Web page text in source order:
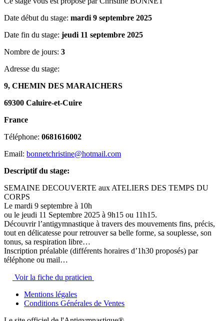
Date début du stage: mardi 9 septembre 2025
Date fin du stage: jeudi 11 septembre 2025
Nombre de jours: 3
Adresse du stage:
9, CHEMIN DES MARAICHERS
69300 Caluire-et-Cuire
France
Téléphone: 0681616002
Email: bonnetchristine@hotmail.com
Descriptif du stage:
SEMAINE DECOUVERTE aux ATELIERS DES TEMPS DU
CORPS
Le mardi 9 septembre à 10h
ou le jeudi 11 Septembre 2025 à 9h15 ou 11h15.
Découvrir l’antigymnastique à travers des mouvements fins, précis,
tout en délicatesse pour retrouver sa belle forme, sa souplesse, son
tonus, sa respiration libre…
Inscription préalable (différents horaires d’1h30 proposés) par
téléphone ou mail…
Voir la fiche du praticien
Mentions légales
Conditions Générales de Ventes